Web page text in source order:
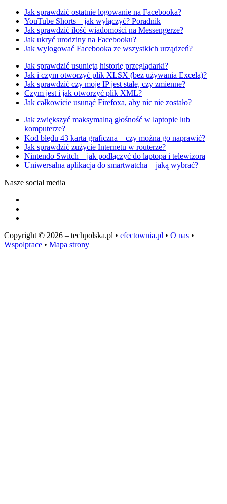
Jak sprawdzić ostatnie logowanie na Facebooka?
YouTube Shorts – jak wyłączyć? Poradnik
Jak sprawdzić ilość wiadomości na Messengerze?
Jak ukryć urodziny na Facebooku?
Jak wylogować Facebooka ze wszystkich urządzeń?
Jak sprawdzić usuniętą historię przeglądarki?
Jak i czym otworzyć plik XLSX (bez używania Excela)?
Jak sprawdzić czy moje IP jest stałe, czy zmienne?
Czym jest i jak otworzyć plik XML?
Jak całkowicie usunąć Firefoxa, aby nic nie zostało?
Jak zwiększyć maksymalną głośność w laptopie lub
komputerze?
Kod błędu 43 karta graficzna – czy można go naprawić?
Jak sprawdzić zużycie Internetu w routerze?
Nintendo Switch – jak podłączyć do laptopa i telewizora
Uniwersalna aplikacja do smartwatcha – jaką wybrać?
Nasze social media
Copyright © 2026 – techpolska.pl • efectownia.pl • O nas •
Wspolprace • Mapa strony